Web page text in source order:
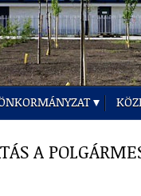
A